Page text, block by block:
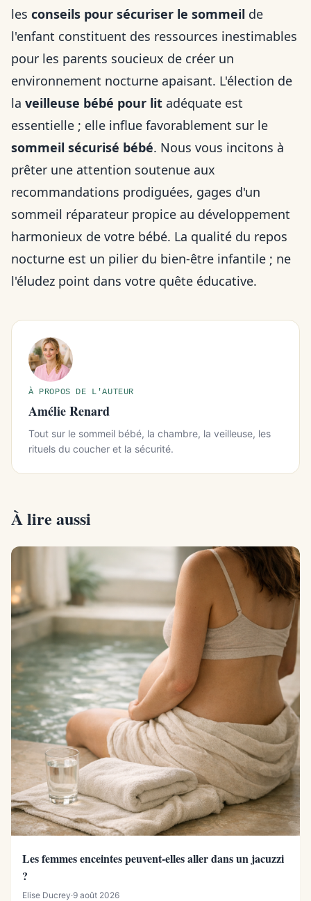
les conseils pour sécuriser le sommeil de
l'enfant constituent des ressources inestimables
pour les parents soucieux de créer un
environnement nocturne apaisant. L'élection de
la veilleuse bébé pour lit adéquate est
essentielle ; elle influe favorablement sur le
sommeil sécurisé bébé. Nous vous incitons à
prêter une attention soutenue aux
recommandations prodiguées, gages d'un
sommeil réparateur propice au développement
harmonieux de votre bébé. La qualité du repos
nocturne est un pilier du bien-être infantile ; ne
l'éludez point dans votre quête éducative.
À PROPOS DE L'AUTEUR
Amélie Renard
Tout sur le sommeil bébé, la chambre, la veilleuse, les
rituels du coucher et la sécurité.
À lire aussi
Les femmes enceintes peuvent-elles aller dans un jacuzzi
?
Elise Ducrey·9 août 2026